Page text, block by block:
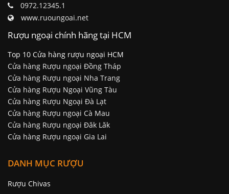
0972.12345.1
www.ruoungoai.net
Rượu ngoại chính hãng tại HCM
Top 10 Cửa hàng rượu ngoại HCM
Cửa hàng Rượu ngoại Đồng Tháp
Cửa hàng Rượu ngoại Nha Trang
Cửa hàng Rượu Ngoại Vũng Tàu
Cửa hàng Rượu Ngoại Đà Lạt
Cửa hàng Rượu ngoại Cà Mau
Cửa hàng Rượu ngoại Đăk Lăk
Cửa hàng Rượu ngoại Gia Lai
DANH MỤC RƯỢU
Rượu Chivas